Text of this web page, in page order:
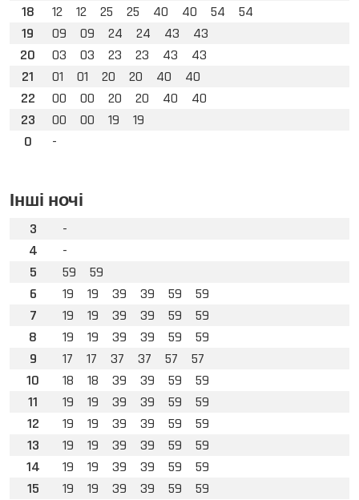
18
12 12 25 25 40 40 54
54
19
09 09 24 24 43
43
20
03 03 23 23 43
43
21
01 01 20 20 40
40
22
00 00 20 20 40
40
23
00 00 19
19
0
-
Інші ночі
3
-
4
-
5
59
59
6
19 19 39 39 59
59
7
19 19 39 39 59
59
8
19 19 39 39 59
59
9
17 17 37 37 57
57
10
18 18 39 39 59
59
11
19 19 39 39 59
59
12
19 19 39 39 59
59
13
19 19 39 39 59
59
14
19 19 39 39 59
59
15
19 19 39 39 59
59